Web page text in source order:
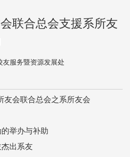
会联合总会支援系所友
友服务暨资源发展处
友会联合总会之系所友会
举办与补助
出系友